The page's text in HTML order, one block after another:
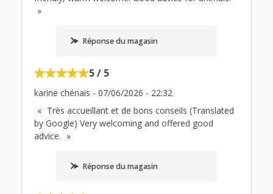
Réponse du magasin
5 / 5
karine chénais - 07/06/2026 - 22:32
Très accueillant et de bons conseils (Translated
by Google) Very welcoming and offered good
advice.
Réponse du magasin